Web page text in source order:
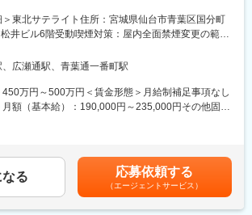
知識等の座学から始まります。研修終了後も月に1度
新しい商品の知識を身に着けることが出来ます。
で共有しコメントをもらいながらフォローいただけ
在籍しておりますので男女関係なく活躍できます！
社の定める業務
）
な環境で、個性豊かなメンバーが在籍しています。
ラスの自社ブランド製品を扱います。専門知識は
します。
らではの風通しの良い社風もあり、意見やアイデ
やすい環境です。
ートセールス中心で下記商品の販売をお任せしま
：腰部固定帯・サポーター等
ゼ・包帯等
：マスク・ガウン・グローブ等
：病院内シューズ・腹帯等
＞東北サテライト住所：宮城県仙台市青葉区国分町
井ビル6階受動喫煙対策：屋内全面禁煙変更の範
る事業所
広瀬通駅、青葉通一番町駅
450万円～500万円＜賃金形態＞月給制補足事項なし
月額（基本給）：190,000円～235,000円その他固定
当＞有＜給与補足＞※年収には賞与が含まれており、
動いたします。※経験・能力を考慮して決定いたしま
1回（7月）■賞与：年2回（7月、12月）※計約4ヶ
までも目安の金額であり、選考を通じて上下する
る 応募依頼する
（エージェントサービス）